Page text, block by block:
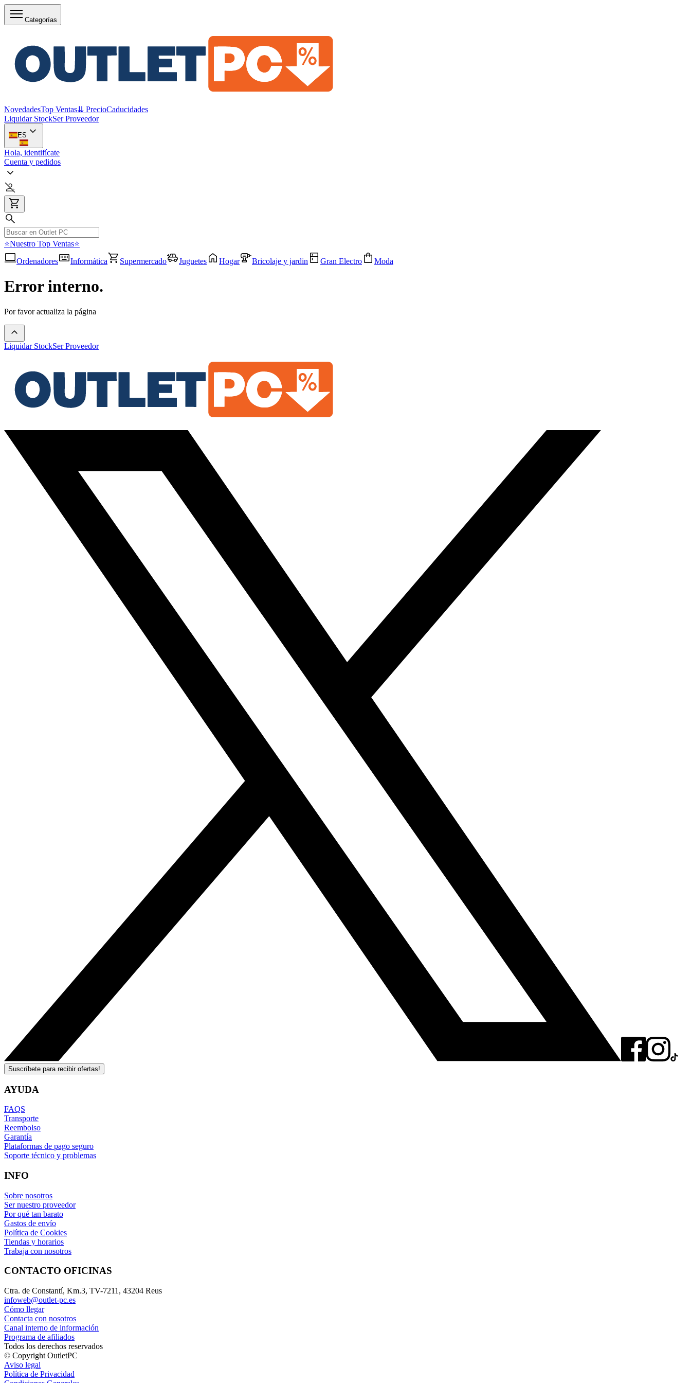
Categorías
NovedadesTop Ventas⇊ PrecioCaducidades
Liquidar StockSer Proveedor
ES
Hola, identifícate
Cuenta y pedidos
⭐Nuestro Top Ventas⭐
Ordenadores
Informática Supermercado Juguetes Hogar Bricolaje y jardin Gran Electro Moda
Error interno.
Por favor actualiza la página
Liquidar StockSer Proveedor
Suscríbete para recibir ofertas!
AYUDA
FAQS
Transporte
Reembolso
Garantía
Plataformas de pago seguro
Soporte técnico y problemas
INFO
Sobre nosotros
Ser nuestro proveedor
Por qué tan barato
Gastos de envío
Política de Cookies
Tiendas y horarios
Trabaja con nosotros
CONTACTO OFICINAS
Ctra. de Constantí, Km.3, TV-7211, 43204 Reus
infoweb@outlet-pc.es
Cómo llegar
Contacta con nosotros
Canal interno de información
Programa de afiliados
Todos los derechos reservados
© Copyright OutletPC
Aviso legal
Política de Privacidad